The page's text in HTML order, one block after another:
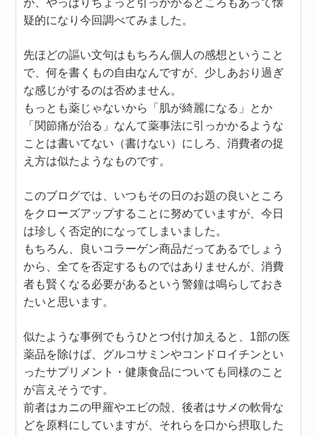
が、やっぱりちょっと引っかかるところもあって懐
疑的になり今回調べてみました。
先ほどの謳い文句はもちろん個人の感想ということ
で、何を書くもの自由なんですが、少しあおり過ぎ
な感じがするのは否めません。
もっとも薬じゃないから「肌が綺麗になる」とか
「関節痛が治る」なんて薬事法に引っかかるような
ことは書いてない（書けない）にしろ、消費者の捉
え方は似たようなものです。
このブログでは、いつもその日のお題の良いところ
をクローズアップすることに努めていますが、今日
は珍しく否定的になってしまいました。
もちろん、良いコラーゲン商品だってあるでしょう
から、全てを否定するものではありませんが、消費
者も賢くなる必要があるという警鐘は鳴らしておき
たいと思います。
似たような事例でもうひとつ付け加えると、1部の医
薬品を除けば、グルコサミンやコンドロイチンとい
ったサプリメント・健康食品についても同様のこと
が言えそうです。
前者はカニの甲羅やエビの殻、後者はサメの軟骨な
どを原料にしていますが、それらを口から摂取した